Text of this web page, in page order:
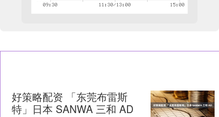
好策略配资 「东莞布雷斯
特」日本 SANWA 三和 AD